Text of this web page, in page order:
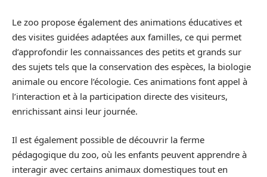
Le zoo propose également des animations éducatives et
des visites guidées adaptées aux familles, ce qui permet
d’approfondir les connaissances des petits et grands sur
des sujets tels que la conservation des espèces, la biologie
animale ou encore l’écologie. Ces animations font appel à
l’interaction et à la participation directe des visiteurs,
enrichissant ainsi leur journée.
Il est également possible de découvrir la ferme
pédagogique du zoo, où les enfants peuvent apprendre à
interagir avec certains animaux domestiques tout en